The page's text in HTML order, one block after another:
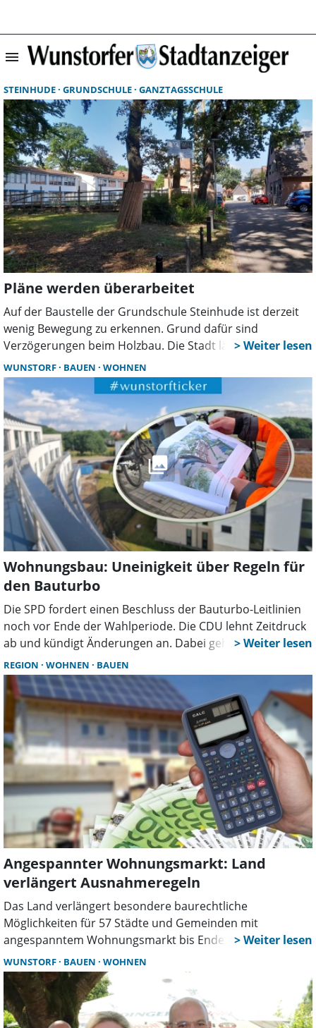
menu
STEINHUDE GRUNDSCHULE GANZTAGSSCHULE
Pläne werden überarbeitet
Auf der Baustelle der Grundschule Steinhude ist derzeit
wenig Bewegung zu erkennen. Grund dafür sind
Verzögerungen beim Holzbau. Die Stadt lässt aktuell
Montage- und Ablaufpläne überarbeiten. Ob sich daraus
Folgen für den Zeitplan des ersten Bauabschnitts
ergeben, ist noch offen.
WUNSTORF BAUEN WOHNEN
Wohnungsbau: Uneinigkeit über Regeln für
den Bauturbo
Die SPD fordert einen Beschluss der Bauturbo-Leitlinien
noch vor Ende der Wahlperiode. Die CDU lehnt Zeitdruck
ab und kündigt Änderungen an. Dabei geht es vor allem
um die Frage, wie stark Investoren durch Vorgaben zum
sozialen Wohnungsbau gebunden werden sollen.
REGION WOHNEN BAUEN
Angespannter Wohnungsmarkt: Land
verlängert Ausnahmeregeln
Das Land verlängert besondere baurechtliche
Möglichkeiten für 57 Städte und Gemeinden mit
angespanntem Wohnungsmarkt bis Ende 2029, darunter
auch Wunstorf. Kommunen sollen so schneller Bauland
mobilisieren und den dringend benötigten Wohnraum
schaffen.
WUNSTORF BAUEN WOHNEN